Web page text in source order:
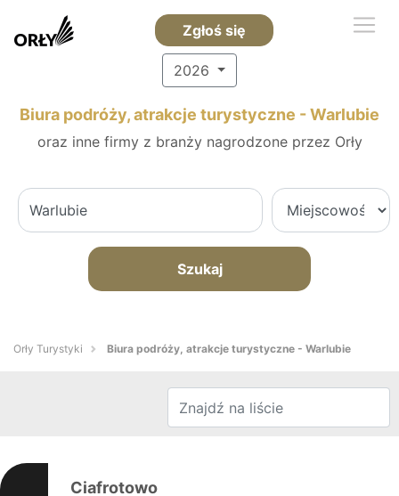
Zgłoś się
2026
Biura podróży, atrakcje turystyczne - Warlubie
oraz inne firmy z branży nagrodzone przez Orły
Szukaj
Orły Turystyki Biura podróży, atrakcje turystyczne - Warlubie
Ciafrotowo